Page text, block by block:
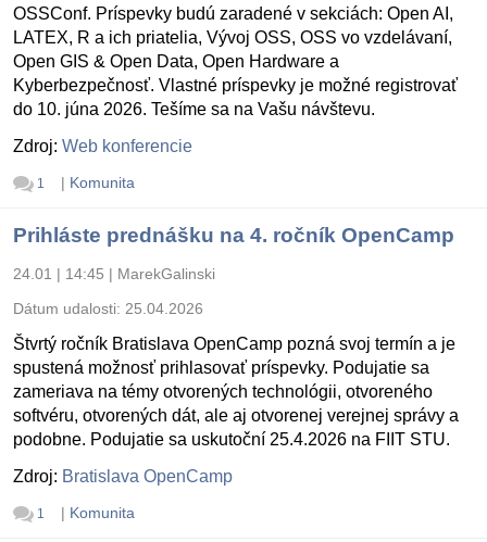
OSSConf. Príspevky budú zaradené v sekciách: Open AI,
LATEX, R a ich priatelia, Vývoj OSS, OSS vo vzdelávaní,
Open GIS & Open Data, Open Hardware a
Kyberbezpečnosť. Vlastné príspevky je možné registrovať
do 10. júna 2026. Tešíme sa na Vašu návštevu.
Zdroj: Web konferencie
1 | Komunita
Prihláste prednášku na 4. ročník OpenCamp
24.01 | 14:45 | MarekGalinski
Dátum udalosti: 25.04.2026
Štvrtý ročník Bratislava OpenCamp pozná svoj termín a je
spustená možnosť prihlasovať príspevky. Podujatie sa
zameriava na témy otvorených technológii, otvoreného
softvéru, otvorených dát, ale aj otvorenej verejnej správy a
podobne. Podujatie sa uskutoční 25.4.2026 na FIIT STU.
Zdroj: Bratislava OpenCamp
1 | Komunita